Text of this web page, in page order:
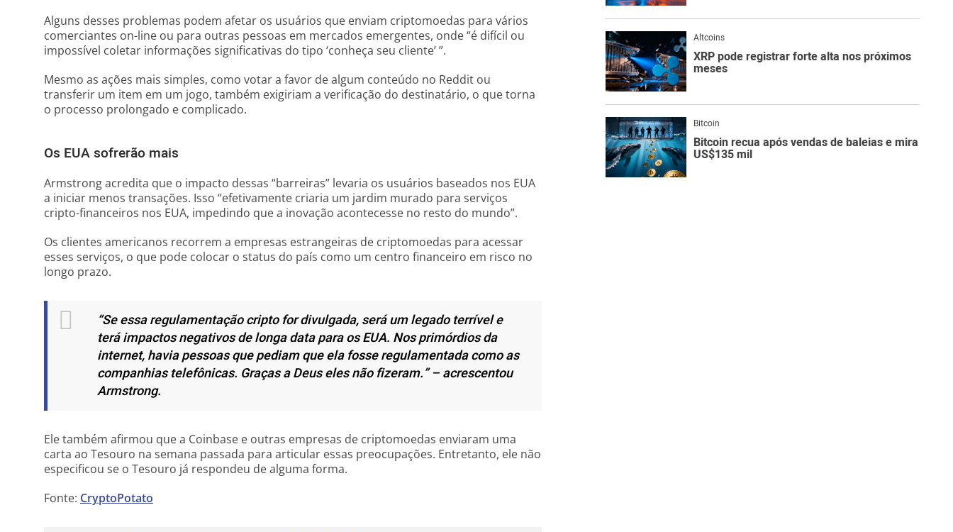
Alguns desses problemas podem afetar os usuários que enviam criptomoedas para vários
comerciantes on-line ou para outras pessoas em mercados emergentes, onde “é difícil ou
impossível coletar informações significativas do tipo ‘conheça seu cliente’ ”.
Mesmo as ações mais simples, como votar a favor de algum conteúdo no Reddit ou
transferir um item em um jogo, também exigiriam a verificação do destinatário, o que torna
o processo prolongado e complicado.
Os EUA sofrerão mais
Armstrong acredita que o impacto dessas “barreiras” levaria os usuários baseados nos EUA
a iniciar menos transações. Isso “efetivamente criaria um jardim murado para serviços
cripto-financeiros nos EUA, impedindo que a inovação acontecesse no resto do mundo”.
Os clientes americanos recorrem a empresas estrangeiras de criptomoedas para acessar
esses serviços, o que pode colocar o status do país como um centro financeiro em risco no
longo prazo.
“Se essa regulamentação cripto for divulgada, será um legado terrível e
terá impactos negativos de longa data para os EUA. Nos primórdios da
internet, havia pessoas que pediam que ela fosse regulamentada como as
companhias telefônicas. Graças a Deus eles não fizeram.” – acrescentou
Armstrong.
Ele também afirmou que a Coinbase e outras empresas de criptomoedas enviaram uma
carta ao Tesouro na semana passada para articular essas preocupações. Entretanto, ele não
especificou se o Tesouro já respondeu de alguma forma.
Fonte: CryptoPotato
Altcoins
XRP pode registrar forte alta nos próximos
meses
Bitcoin
Bitcoin recua após vendas de baleias e mira
US$135 mil